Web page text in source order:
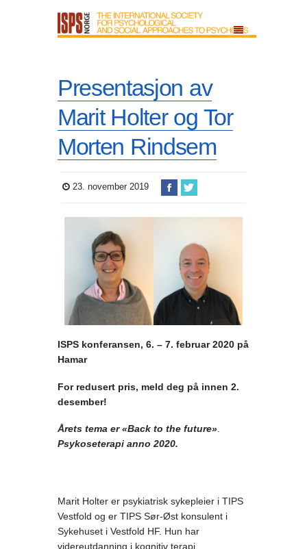
Presentasjon av
Marit Holter og Tor
Morten Rindsem
23. november 2019
ISPS konferansen, 6. – 7. februar 2020 på
Hamar
For redusert pris, meld deg på innen 2.
desember!
Årets tema er «Back to the future»
Psykoseterapi anno 2020.
Marit Holter er psykiatrisk sykepleier i TIPS
Vestfold og er TIPS Sør-Øst konsulent i
Sykehuset i Vestfold HF. Hun har
videreutdanning i kognitiv terapi,